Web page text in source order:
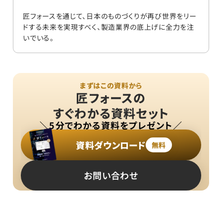
匠フォースを通じて、日本のものづくりが再び世界をリー
ドする未来を実現すべく、製造業界の底上げに全力を注
いでいる。
まずはこの資料から
匠フォースの
すぐわかる資料セット
＼5分でわかる資料をプレゼント／
資料ダウンロード
無料
お問い合わせ